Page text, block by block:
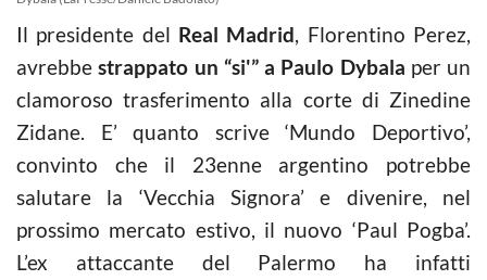
Il presidente del Real Madrid, Florentino Perez,
avrebbestrappato un “si'” a Paulo Dybala per un
clamoroso trasferimento alla corte di Zinedine
Zidane. E’ quanto scrive ‘Mundo Deportivo’,
convinto che il 23enne argentino potrebbe
salutare la ‘Vecchia Signora’ e divenire, nel
prossimo mercato estivo, il nuovo ‘Paul Pogba’.
L’ex attaccante del Palermo ha infatti